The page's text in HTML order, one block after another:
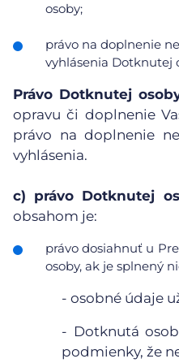
osoby;
právo na doplnenie
vyhlásenia Dotknutej
Právo Dotknutej
opravu či doplnenie
právo na doplnenie
vyhlásenia.
c) právo Dotknutej
obsahom je:
právo dosiahnuť u
osoby, ak je splnený
- osobné údaje
- Dotknutá
podmienky, že